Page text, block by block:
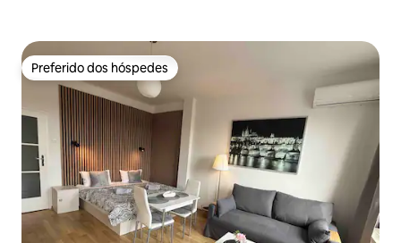
Preferido dos hóspedes
Preferido dos hóspedes